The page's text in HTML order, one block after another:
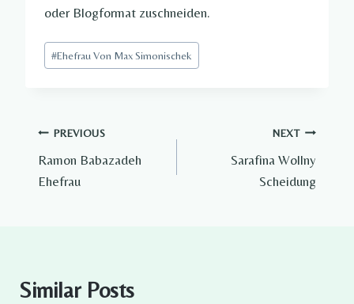
oder Blogformat zuschneiden.
Post
Tags:
#Ehefrau Von Max Simonischek​
Post
navigation
PREVIOUS
Ramon Babazadeh
Ehefrau​
NEXT
Sarafina Wollny
Scheidung
Similar Posts